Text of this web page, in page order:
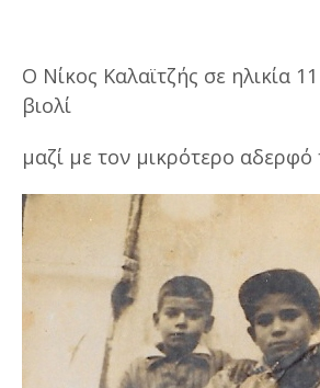
Ο Νίκος Καλαϊτζής σε ηλικία
βιολί
μαζί με τον μικρότερο αδερφό